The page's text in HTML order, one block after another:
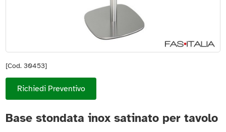
[Cod. 30453]
Richiedi Preventivo
Base stondata inox satinato per tavolo